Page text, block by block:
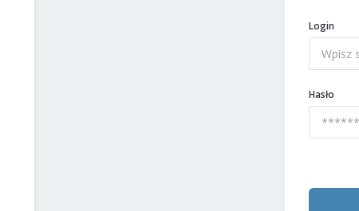
Login
Hasło